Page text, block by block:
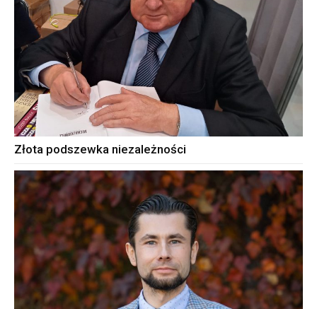
Złota podszewka niezależności